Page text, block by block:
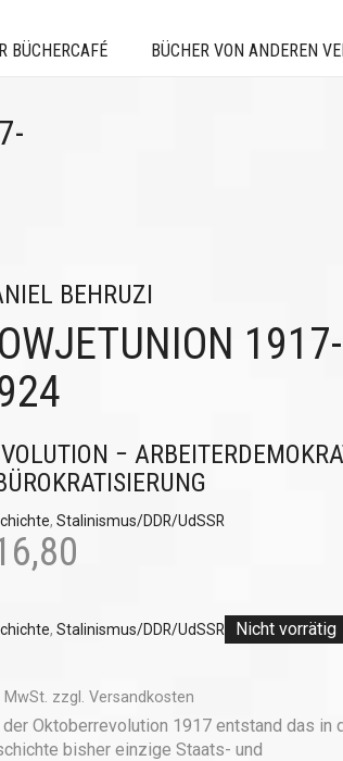
BÜCHERCAFÉ BÜCHER VON ANDEREN
BEHRUZI
1917-
−
, Stalinismus/DDR/UdSSR
, Stalinismus/DDR/UdSSR Nicht vorrätig
MwSt. zzgl. Versandkosten
Oktoberrevolution 1917 entstand das in
bisher einzige Staats- und